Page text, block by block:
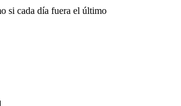
si cada día fuera el último